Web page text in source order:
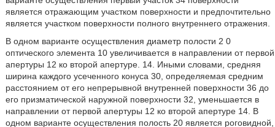
является отражающим участком поверхности и предпочтительно
является участком поверхности полного внутреннего отражения.
В одном варианте осуществления диаметр полости 2 0
оптического элемента 10 увеличивается в направлении от первой
апертуры 12 ко второй апертуре. 14. Иными словами, средняя
ширина каждого усеченного конуса 30, определяемая средним
расстоянием от его непрерывной внутренней поверхности 36 до
его призматической наружной поверхности 32, уменьшается в
направлении от первой апертуры 12 ко второй апертуре 14. В
одном варианте осуществления полость 20 является роговидной,